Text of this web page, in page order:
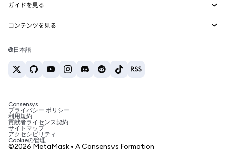
Snaps
Web3サービス
セキュリティ
サポート
キャリア
お問い合わせ
Solanaの価格
Tetherの価格
ETH→USD
USDT→INR
BTC→INR
ETH→USDT
ガイドを見る
ETHの購入
USDTの購入
SHIBの購入
BNBの購入
コンテンツを見る
Solanaウォレット
税制関連ニュース
暗号資産の購入方法は？
ビットコインを売るには？
日本語
Consensys
プライバシー ポリシー
利用規約
貢献者ライセンス契約
サイトマップ
アクセシビリティ
Cookieの管理
©2026 MetaMask • A Consensys Formation